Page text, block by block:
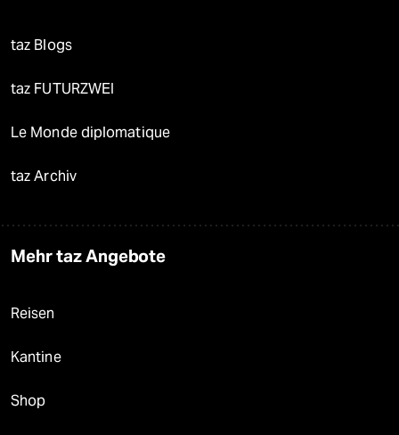
taz Blogs
taz FUTURZWEI
Le Monde diplomatique
taz Archiv
Mehr taz Angebote
Reisen
Kantine
Shop